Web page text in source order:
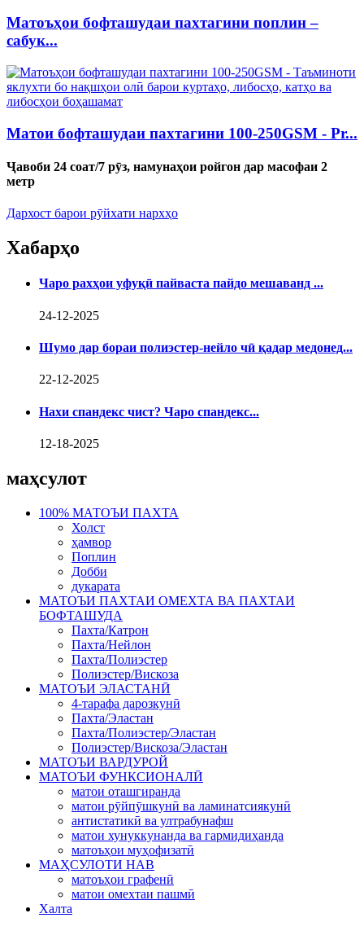
Матоъҳои бофташудаи пахтагини поплин –
сабук...
Матои бофташудаи пахтагини 100-250GSM - Pr...
Ҷавоби 24 соат/7 рӯз, намунаҳои ройгон дар масофаи 2
метр
Дархост барои рӯйхати нархҳо
Хабарҳо
Чаро рахҳои уфуқӣ пайваста пайдо мешаванд ...
24-12-2025
Шумо дар бораи полиэстер-нейло чӣ қадар медонед...
22-12-2025
Нахи спандекс чист? Чаро спандекс...
12-18-2025
маҳсулот
100% МАТОЪИ ПАХТА
Холст
ҳамвор
Поплин
Добби
дукарата
МАТОЪИ ПАХТАИ ОМЕХТА ВА ПАХТАИ
БОФТАШУДА
Пахта/Катрон
Пахта/Нейлон
Пахта/Полиэстер
Полиэстер/Вискоза
МАТОЪИ ЭЛАСТАНӢ
4-тарафа дарозкунӣ
Пахта/Эластан
Пахта/Полиэстер/Эластан
Полиэстер/Вискоза/Эластан
МАТОЪИ ВАРДУРОЙ
МАТОЪИ ФУНКСИОНАЛӢ
матои оташгиранда
матои рӯйпӯшкунӣ ва ламинатсиякунӣ
антистатикӣ ва ултрабунафш
матои хунуккунанда ва гармидиҳанда
матоъҳои муҳофизатӣ
МАҲСУЛОТИ НАВ
матоъҳои графенӣ
матои омехтаи пашмӣ
Халта